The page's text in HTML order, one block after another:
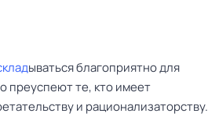
ываться благоприятно для
преуспеют те, кто имеет
и рационализаторству.